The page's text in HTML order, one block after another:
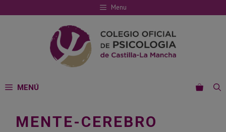
al
Menu
MENÚ
MENTE-CEREBRO